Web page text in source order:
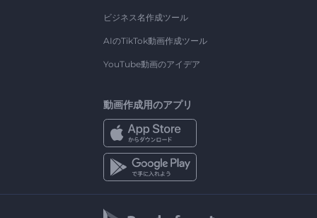
ビジネス名作成ツール
AIのTikTok動画作成ツール
YouTube動画のアイデア
動画作成用のアプリ